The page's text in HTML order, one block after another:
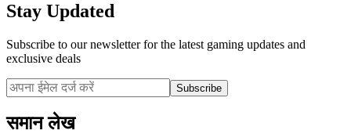
Stay Updated
Subscribe to our newsletter for the latest gaming updates and
exclusive deals
Subscribe
समान लेख